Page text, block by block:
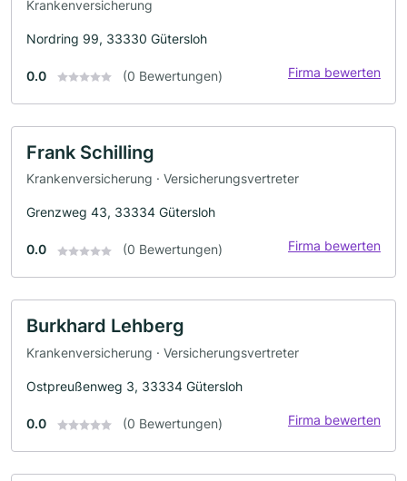
Krankenversicherung
Nordring 99, 33330 Gütersloh
0.0 (0 Bewertungen) Firma bewerten
Frank Schilling
Krankenversicherung · Versicherungsvertreter
Grenzweg 43, 33334 Gütersloh
0.0 (0 Bewertungen) Firma bewerten
Burkhard Lehberg
Krankenversicherung · Versicherungsvertreter
Ostpreußenweg 3, 33334 Gütersloh
0.0 (0 Bewertungen) Firma bewerten